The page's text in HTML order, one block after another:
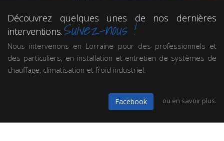
Découvrez quelques unes de nos dernières
interventions.Suivez-nous !
Nous intervenons en Lorraine pour des professionnels et
des particuliers, en installation et entretien de systèmes de
chauffage, climatisation et froid industriel.
Facebook ou en savoir plus.